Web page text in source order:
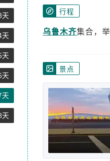
天
天
天
天
天
天
行程
乌鲁木齐集合，
景点